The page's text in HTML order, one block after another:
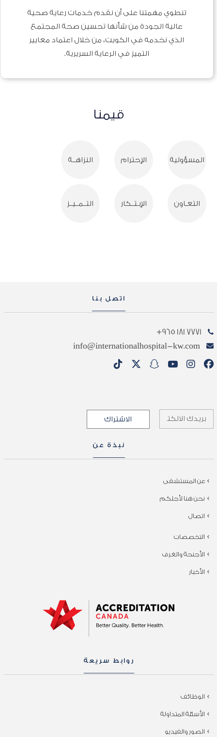
تنطوي مهمتنا على أن نقدم خدمات رعاية صحية
عالية الجودة من شأنها تحسين صحة المجتمع
الذي نخدمه في الكويت، من خلال اعتماد معايير
التميز في الرعاية السريرية.
قيمنا
المسؤولية الإحترام النزاهــة
التعـاون الإبـتــكار التــمــيــز
اتصل بنا
7771 181 965+
info@internationalhospital-kw.com
نبذة عن
عن المستشفى
نحن هنا لأجلكم
اتصال
التخصصات
الأجنحة والغرف
الأخبار
روابط سريعة
الوظائف
الأسئلة المتداولة
الصور والفيديو